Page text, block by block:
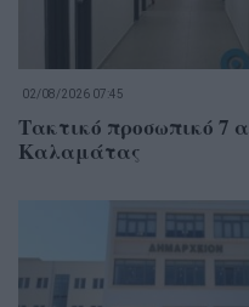
02/08/2026 07:45
Τακτικό προσωπικό 7
Καλαμάτας